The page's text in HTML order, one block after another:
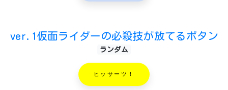
ver.1仮面ライダーの必殺技が放てるボタン
ランダム
ヒッサーツ！